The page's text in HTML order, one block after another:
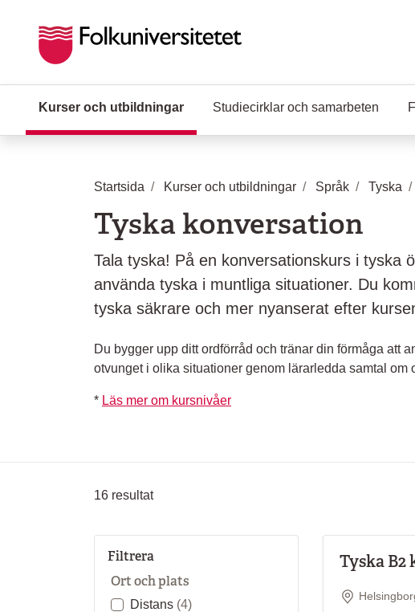
Kurser och utbildningar (Aktuell sida)
Studiecirklar och samarbeten
Startsida Kurser och utbildningar Språk Tyska
Tyska konversation
Tala tyska! På en konversationskurs i tyska
använda tyska i muntliga situationer. Du
tyska säkrare och mer nyanserat efter
Du bygger upp ditt ordförråd och tränar din förmåga att
otvunget i olika situationer genom lärarledda samtal om
* Läs mer om kursnivåer
16 resultat
Filtrera
Ort och plats
Distans (4)
Tyska B2
Plats